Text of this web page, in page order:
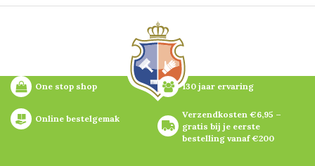
One stop shop 130 jaar ervaring
Online bestelgemak
Verzendkosten €6,95 –
gratis bij je eerste
bestelling vanaf €200